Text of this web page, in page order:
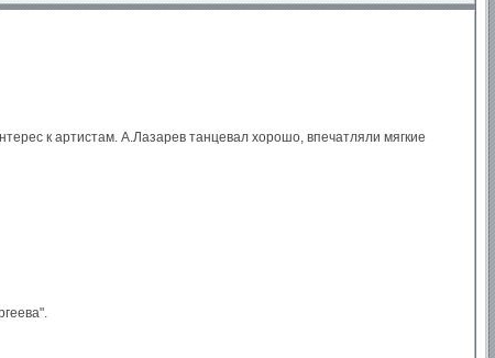
к артистам. А.Лазарев танцевал хорошо, впечатляли мягкие